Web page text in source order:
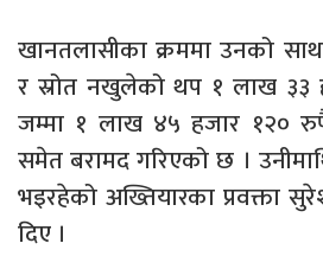
खानतलासीका क्रममा उनको
र स्रोत नखुलेको थप १ लाख ३३
जम्मा १ लाख ४५ हजार १२०
समेत बरामद गरिएको छ ।
भइरहेको अख्तियारका प्रवक्ता
दिए ।